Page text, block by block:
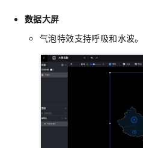
数据大屏
气泡特效支持呼吸和水波。